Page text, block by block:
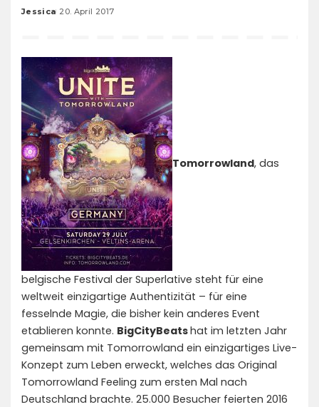
Posted
Jessica 20. April 2017
Tomorrowland, das
belgische Festival der Superlative steht für eine
weltweit einzigartige Authentizität – für eine
fesselnde Magie, die bisher kein anderes Event
etablieren konnte. BigCityBeatshat im letzten Jahr
gemeinsam mit Tomorrowland ein einzigartiges Live-
Konzept zum Leben erweckt, welches das Original
Tomorrowland Feeling zum ersten Mal nach
Deutschland brachte. 25.000 Besucher feierten 2016